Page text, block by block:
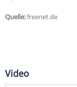
Quelle:freenet.de
Video